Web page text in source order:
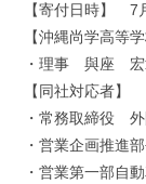
【寄付日時】 7
【沖縄尚学高等
・理事 與座 宏
【同社対応者】
・常務取締役
・営業企画推
・営業第一部